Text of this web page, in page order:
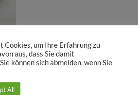
Cookies, um Ihre Erfahrung zu
aus, dass Sie damit
können sich abmelden, wenn Sie
All